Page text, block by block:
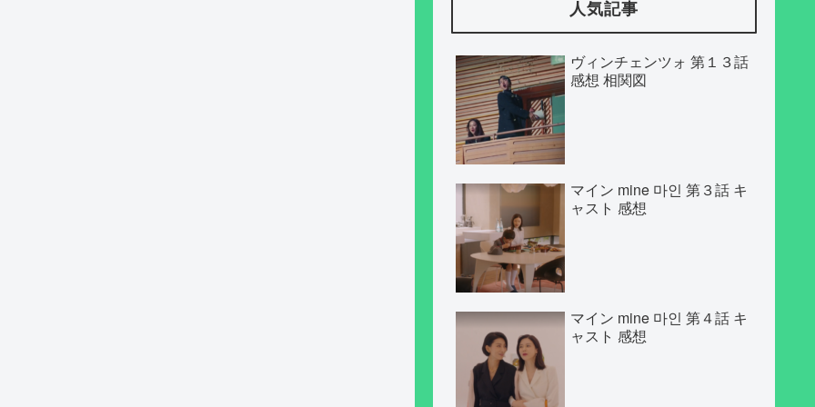
人気記事
ヴィンチェンツォ 第１３話
感想 相関図
マイン mine 마인 第３話 キ
ャスト 感想
マイン mine 마인 第４話 キ
ャスト 感想